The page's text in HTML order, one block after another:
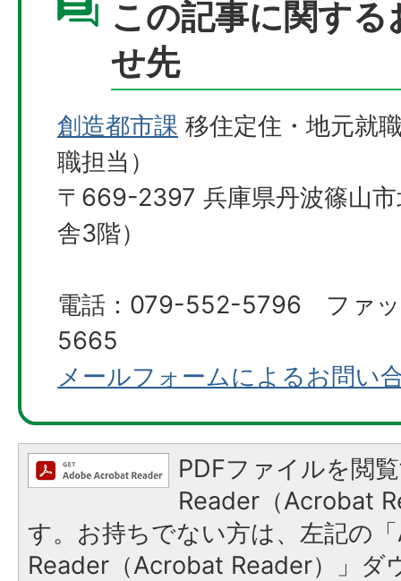
この記事に関する
せ先
創造都市課 移住定住・地元就
職担当）
〒669-2397 兵庫県丹波篠山
舎3階）
電話：079-552-5796 ファ
5665
メールフォームによるお問い
PDFファイルを閲
Reader（Acrobat
す。お持ちでない方は、左記の
Reader（Acrobat Reader）」ダ